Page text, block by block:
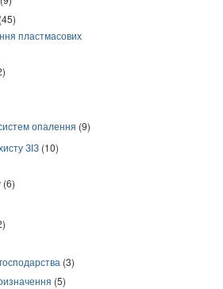
(45)
пластмасових
опалення (9)
ЗІЗ (10)
(6)
(3)
(5)